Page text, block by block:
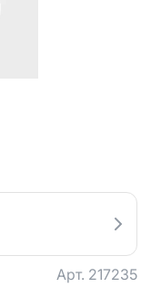
Арт. 217235